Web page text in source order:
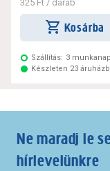
325 Ft / darab
Kosárba
Szállítás: 3 munkanap
Készleten 23
Ne maradj le
hírlevelünkre